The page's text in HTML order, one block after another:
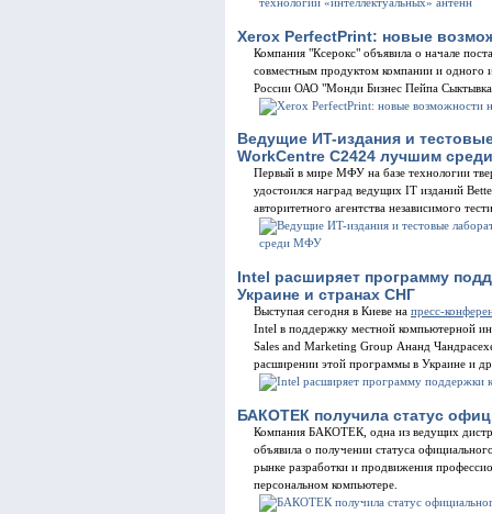
Xerox PerfectPrint: новые
Компания "Ксерокс" объявила о начале
совместным продуктом компании и одного
России ОАО "Монди Бизнес Пейпа
Bедущие ИT-издания и
WorkCentre C2424 лучшим
Первый в мире МФУ на базе технологии
удостоился наград ведущих IT изданий
авторитетного агентства независимого
Intel расширяет программу
Украине и странах СНГ
Выступая сегодня в Киеве на пресс-
Intel в поддержку местной компьютерной
Sales and Marketing Group Ананд
расширении этой программы в Украине и
БАКОТЕК получила статус
Компания БАКОТЕК, одна из ведущих
объявила о получении статуса
рынке разработки и продвижения
персональном компьютере.